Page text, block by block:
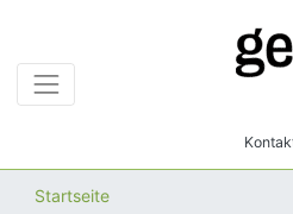
Startseite